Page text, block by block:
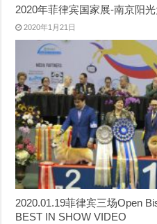
2020年菲律宾国家展-南京阳
2020年1月21日
2020.01.19菲律宾三场Open
BEST IN SHOW VIDEO